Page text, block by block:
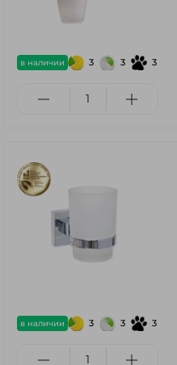
в наличии 3 3 3
в наличии 3 3 3